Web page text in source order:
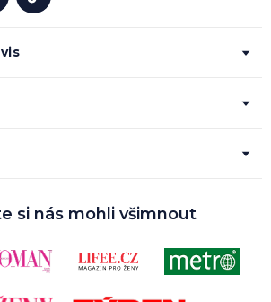
si nás mohli všimnout